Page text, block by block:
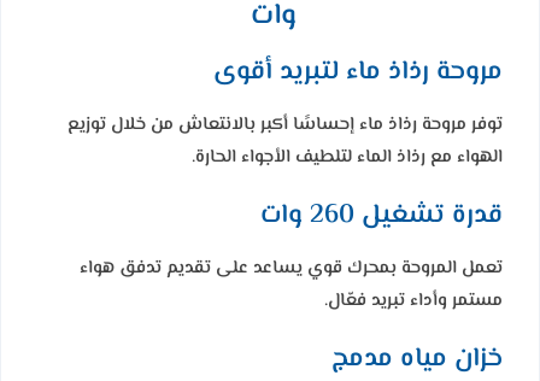
وات
مروحة رذاذ ماء لتبريد أقوى
توفر مروحة رذاذ ماء إحساسًا أكبر بالانتعاش من خلال توزيع
الهواء مع رذاذ الماء لتلطيف الأجواء الحارة.
قدرة تشغيل 260 وات
تعمل المروحة بمحرك قوي يساعد على تقديم تدفق هواء
مستمر وأداء تبريد فعّال.
خزان مياه مدمج